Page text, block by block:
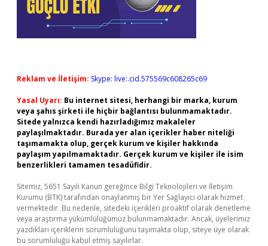
Reklam ve İletişim: Skype: live:.cid.575569c608265c69
Yasal Uyarı: Bu internet sitesi, herhangi bir marka, kurum
veya şahıs şirketi ile hiçbir bağlantısı bulunmamaktadır.
Sitede yalnızca kendi hazırladığımız makaleler
paylaşılmaktadır. Burada yer alan içerikler haber niteliği
taşımamakta olup, gerçek kurum ve kişiler hakkında
paylaşım yapılmamaktadır. Gerçek kurum ve kişiler ile isim
benzerlikleri tamamen tesadüfidir.
Sitemiz, 5651 Sayılı Kanun gereğince Bilgi Teknolojileri ve İletişim
Kurumu (BTK) tarafından onaylanmış bir Yer Sağlayıcı olarak hizmet
vermektedir. Bu nedenle, sitedeki içerikleri proaktif olarak denetleme
veya araştırma yükümlülüğümüz bulunmamaktadır. Ancak, üyelerimiz
yazdıkları içeriklerin sorumluluğunu taşımakta olup, siteye üye olarak
bu sorumluluğu kabul etmiş sayılırlar.